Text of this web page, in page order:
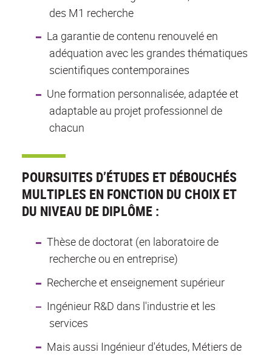
des M1 recherche
La garantie de contenu renouvelé en
adéquation avec les grandes thématiques
scientifiques contemporaines
Une formation personnalisée, adaptée et
adaptable au projet professionnel de
chacun
POURSUITES D’ÉTUDES ET DÉBOUCHÉS
MULTIPLES EN FONCTION DU CHOIX ET
DU NIVEAU DE DIPLÔME :
Thèse de doctorat (en laboratoire de
recherche ou en entreprise)
Recherche et enseignement supérieur
Ingénieur R&D dans l'industrie et les
services
Mais aussi Ingénieur d'études, Métiers de